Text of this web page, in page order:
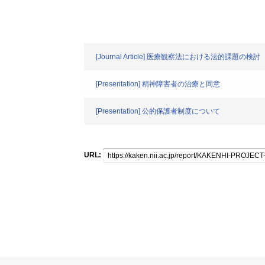
[Journal Article] 医療観察法における法的課題の検討
[Presentation] 精神障害者の治療と同意
[Presentation] 公的保護者制度について
URL: